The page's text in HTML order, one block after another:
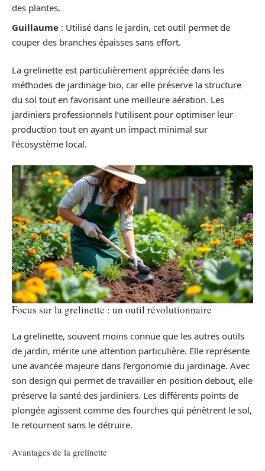
des plantes.
Guillaume : Utilisé dans le jardin, cet outil permet de
couper des branches épaisses sans effort.
La grelinette est particulièrement appréciée dans les
méthodes de jardinage bio, car elle préserve la structure
du sol tout en favorisant une meilleure aération. Les
jardiniers professionnels l’utilisent pour optimiser leur
production tout en ayant un impact minimal sur
l’écosystème local.
Focus sur la grelinette : un outil révolutionnaire
La grelinette, souvent moins connue que les autres outils
de jardin, mérite une attention particulière. Elle représente
une avancée majeure dans l’ergonomie du jardinage. Avec
son design qui permet de travailler en position debout, elle
préserve la santé des jardiniers. Les différents points de
plongée agissent comme des fourches qui pénètrent le sol,
le retournent sans le détruire.
Avantages de la grelinette